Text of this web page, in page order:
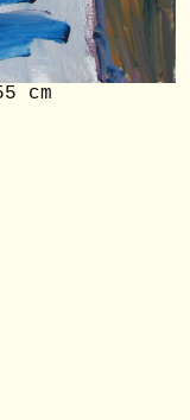
cm